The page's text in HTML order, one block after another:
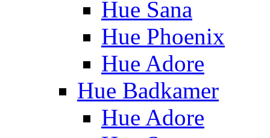
Hue Sana
Hue Phoenix
Hue Adore
Hue Badkamer
Hue Adore